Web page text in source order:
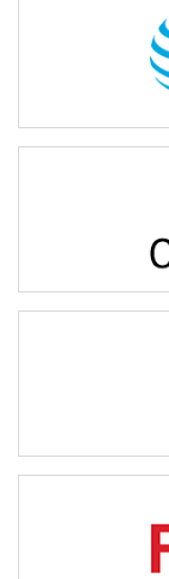
Depuis près
Avec ses
des services de
des
deux États
d’autres
Frontier
améliorer les